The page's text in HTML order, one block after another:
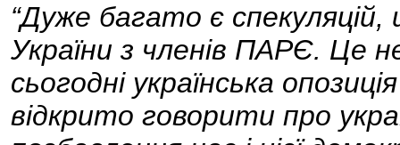
“Дуже багато є
України з членів ПАРЄ. Це
сьогодні українська
відкрито говорити про